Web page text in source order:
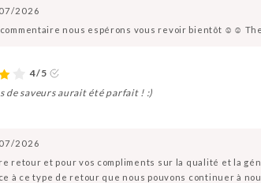
2026
nous espérons vous revoir bientôt ☺️☺️
4/5
de saveurs aurait été parfait ! :)
2026
retour et pour vos compliments sur la qualité et la
à ce type de retour que nous pouvons continuer à